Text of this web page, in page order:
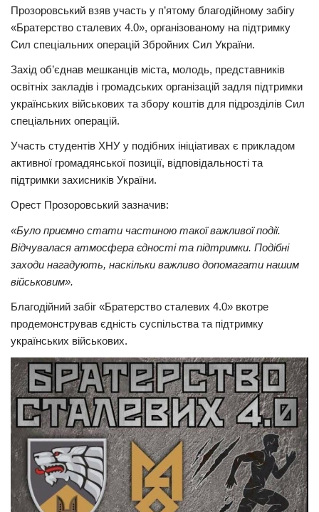
Прозоровський взяв участь у п’ятому благодійному забігу
«Братерство сталевих 4.0», організованому на підтримку
Сил спеціальних операцій Збройних Сил України.
Захід об’єднав мешканців міста, молодь, представників
освітніх закладів і громадських організацій задля підтримки
українських військових та збору коштів для підрозділів Сил
спеціальних операцій.
Участь студентів ХНУ у подібних ініціативах є прикладом
активної громадянської позиції, відповідальності та
підтримки захисників України.
Орест Прозоровський зазначив:
«Було приємно стати частиною такої важливої події.
Відчувалася атмосфера єдності та підтримки. Подібні
заходи нагадують, наскільки важливо допомагати нашим
військовим».
Благодійний забіг «Братерство сталевих 4.0» вкотре
продемонстрував єдність суспільства та підтримку
українських військових.